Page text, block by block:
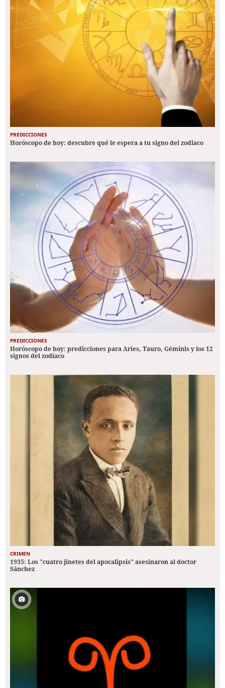
PREDICCIONES
Horóscopo de hoy: descubre qué le espera a tu signo del zodiaco
PREDICCIONES
Horóscopo de hoy: predicciones para Aries, Tauro, Géminis y los 12
signos del zodiaco
CRIMEN
1935: Los "cuatro jinetes del apocalipsis" asesinaron al doctor
Sánchez